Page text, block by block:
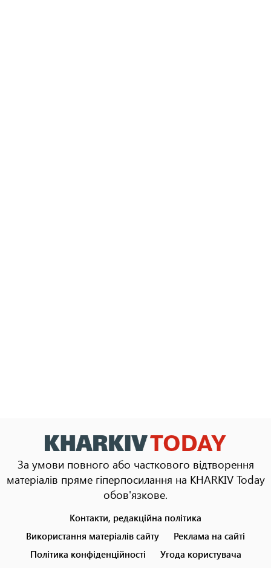
За умови повного або часткового відтворення
матеріалів пряме гіперпосилання на KHARKIV Today
обов'язкове.
menu
Контакти, редакційна політика
Використання матеріалів сайту
Реклама на сайті
Політика конфіденційності
Угода користувача